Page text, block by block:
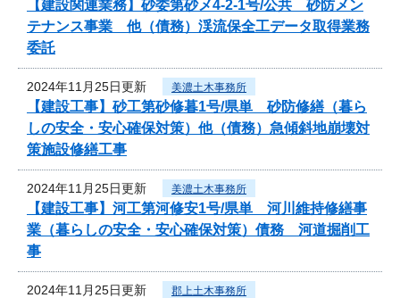
【建設関連業務】砂委第砂メ4-2-1号/公共 砂防メン
テナンス事業 他（債務）渓流保全工データ取得業務
委託
2024年11月25日更新 美濃土木事務所
【建設工事】砂工第砂修暮1号/県単 砂防修繕（暮ら
しの安全・安心確保対策）他（債務）急傾斜地崩壊対
策施設修繕工事
2024年11月25日更新 美濃土木事務所
【建設工事】河工第河修安1号/県単 河川維持修繕事
業（暮らしの安全・安心確保対策）債務 河道掘削工
事
2024年11月25日更新 郡上土木事務所